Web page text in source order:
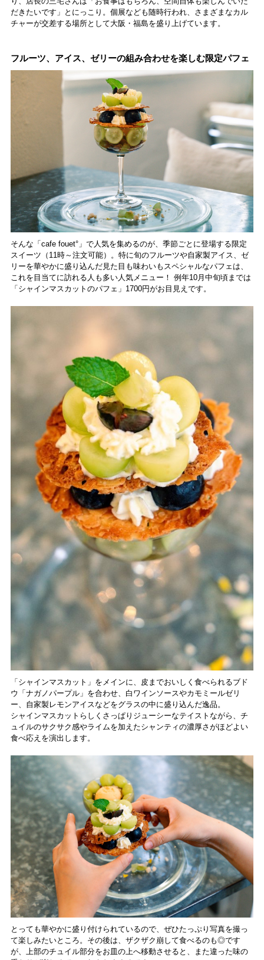
だきたいです」とにっこり。個展なども随時行われ、さまざまなカル
チャーが交差する場所として大阪・福島を盛り上げています。
フルーツ、アイス、ゼリーの組み合わせを楽しむ限定パフェ
そんな「cafe fouet°」で人気を集めるのが、季節ごとに登場する限定
スイーツ（11時～注文可能）。特に旬のフルーツや自家製アイス、ゼ
リーを華やかに盛り込んだ見た目も味わいもスペシャルなパフェは、
これを目当てに訪れる人も多い人気メニュー！ 例年10月中旬頃までは
「シャインマスカットのパフェ」1700円がお目見えです。
「シャインマスカット」をメインに、皮までおいしく食べられるブド
ウ「ナガノパープル」を合わせ、白ワインソースやカモミールゼリ
ー、自家製レモンアイスなどをグラスの中に盛り込んだ逸品。
シャインマスカットらしくさっぱりジューシーなテイストながら、チ
ュイルのサクサク感やライムを加えたシャンティの濃厚さがほどよい
食べ応えを演出します。
とっても華やかに盛り付けられているので、ぜひたっぷり写真を撮っ
て楽しみたいところ。その後は、ザクザク崩して食べるのも◎です
が、上部のチュイル部分をお皿の上へ移動させると、また違った味の